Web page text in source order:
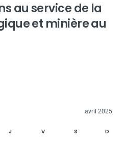
au service de la
et minière au
avril 2025
J V S D